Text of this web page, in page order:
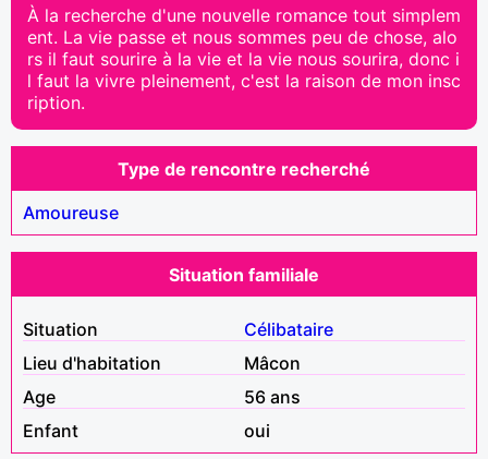
À la recherche d'une nouvelle romance tout simplem
ent. La vie passe et nous sommes peu de chose, alo
rs il faut sourire à la vie et la vie nous sourira, donc i
l faut la vivre pleinement, c'est la raison de mon insc
ription.
Type de rencontre recherché
Amoureuse
Situation familiale
Situation
Célibataire
Lieu d'habitation
Mâcon
Age
56 ans
Enfant
oui